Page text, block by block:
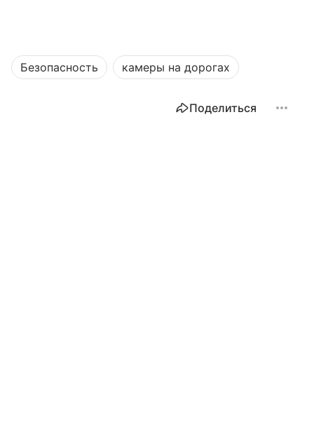
Безопасность камеры на дорогах
Поделиться